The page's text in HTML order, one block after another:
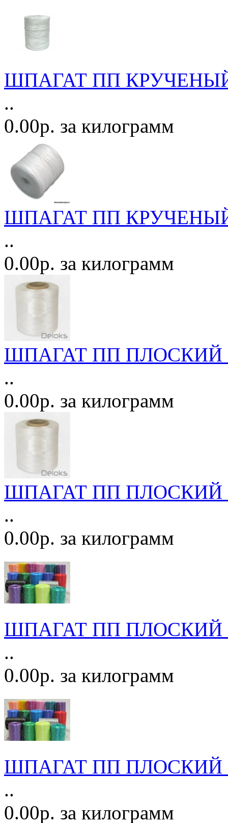
ШПАГАТ ПП КРУЧЕНЫЙ
..
0.00р. за килограмм
ШПАГАТ ПП КРУЧЕНЫЙ
..
0.00р. за килограмм
ШПАГАТ ПП ПЛОСКИЙ
..
0.00р. за килограмм
ШПАГАТ ПП ПЛОСКИЙ
..
0.00р. за килограмм
ШПАГАТ ПП ПЛОСКИЙ
..
0.00р. за килограмм
ШПАГАТ ПП ПЛОСКИЙ
..
0.00р. за килограмм